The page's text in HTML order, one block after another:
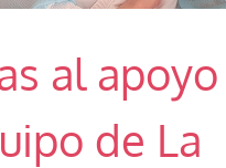
al apoyo
de La